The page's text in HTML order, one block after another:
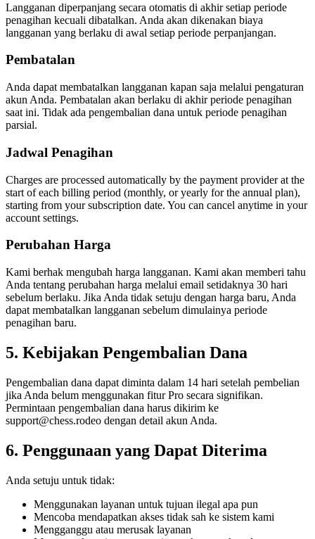
Langganan diperpanjang secara otomatis di akhir setiap periode
penagihan kecuali dibatalkan. Anda akan dikenakan biaya
langganan yang berlaku di awal setiap periode perpanjangan.
Pembatalan
Anda dapat membatalkan langganan kapan saja melalui pengaturan
akun Anda. Pembatalan akan berlaku di akhir periode penagihan
saat ini. Tidak ada pengembalian dana untuk periode penagihan
parsial.
Jadwal Penagihan
Charges are processed automatically by the payment provider at the
start of each billing period (monthly, or yearly for the annual plan),
starting from your subscription date. You can cancel anytime in your
account settings.
Perubahan Harga
Kami berhak mengubah harga langganan. Kami akan memberi tahu
Anda tentang perubahan harga melalui email setidaknya 30 hari
sebelum berlaku. Jika Anda tidak setuju dengan harga baru, Anda
dapat membatalkan langganan sebelum dimulainya periode
penagihan baru.
5. Kebijakan Pengembalian Dana
Pengembalian dana dapat diminta dalam 14 hari setelah pembelian
jika Anda belum menggunakan fitur Pro secara signifikan.
Permintaan pengembalian dana harus dikirim ke
support@chess.rodeo dengan detail akun Anda.
6. Penggunaan yang Dapat Diterima
Anda setuju untuk tidak:
Menggunakan layanan untuk tujuan ilegal apa pun
Mencoba mendapatkan akses tidak sah ke sistem kami
Mengganggu atau merusak layanan